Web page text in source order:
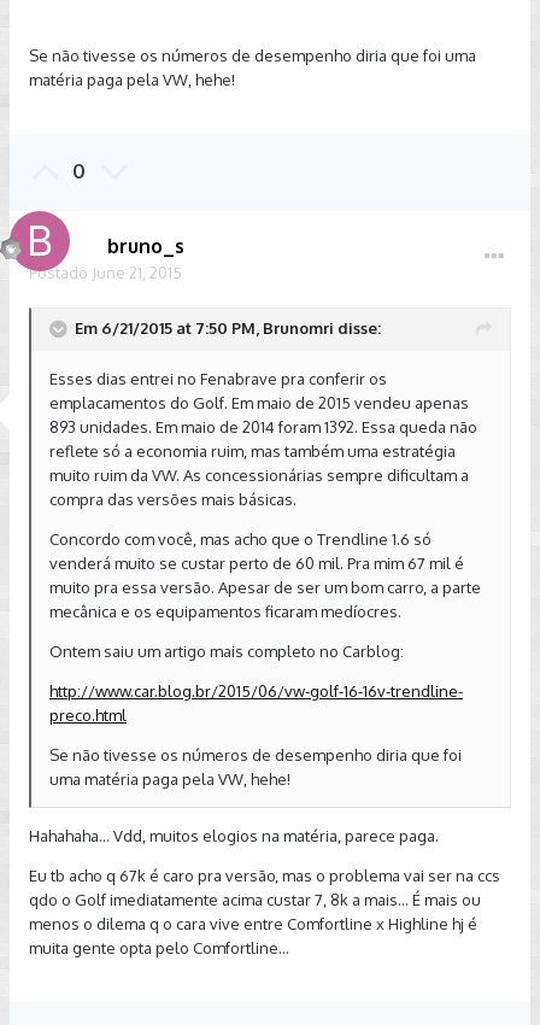
Se não tivesse os números de desempenho diria que foi uma
matéria paga pela VW, hehe!
0
bruno_s
Postado June 21, 2015
Em 6/21/2015 at 7:50 PM, Brunomri disse:
Esses dias entrei no Fenabrave pra conferir os
emplacamentos do Golf. Em maio de 2015 vendeu apenas
893 unidades. Em maio de 2014 foram 1392. Essa queda não
reflete só a economia ruim, mas também uma estratégia
muito ruim da VW. As concessionárias sempre dificultam a
compra das versões mais básicas.
Concordo com você, mas acho que o Trendline 1.6 só
venderá muito se custar perto de 60 mil. Pra mim 67 mil é
muito pra essa versão. Apesar de ser um bom carro, a parte
mecânica e os equipamentos ficaram medíocres.
Ontem saiu um artigo mais completo no Carblog:
http://www.car.blog.br/2015/06/vw-golf-16-16v-trendline-
preco.html
Se não tivesse os números de desempenho diria que foi
uma matéria paga pela VW, hehe!
Hahahaha... Vdd, muitos elogios na matéria, parece paga.
Eu tb acho q 67k é caro pra versão, mas o problema vai ser na ccs
qdo o Golf imediatamente acima custar 7, 8k a mais... É mais ou
menos o dilema q o cara vive entre Comfortline x Highline hj é
muita gente opta pelo Comfortline...